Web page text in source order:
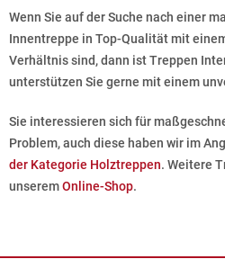
Wenn Sie auf der Suche nach einer
Innentreppe in Top-Qualität mit
Verhältnis sind, dann ist Treppen
unterstützen Sie gerne mit einem
Sie interessieren sich für
Problem, auch diese haben wir im
der Kategorie Holztreppen. Weitere
unseremOnline-Shop.